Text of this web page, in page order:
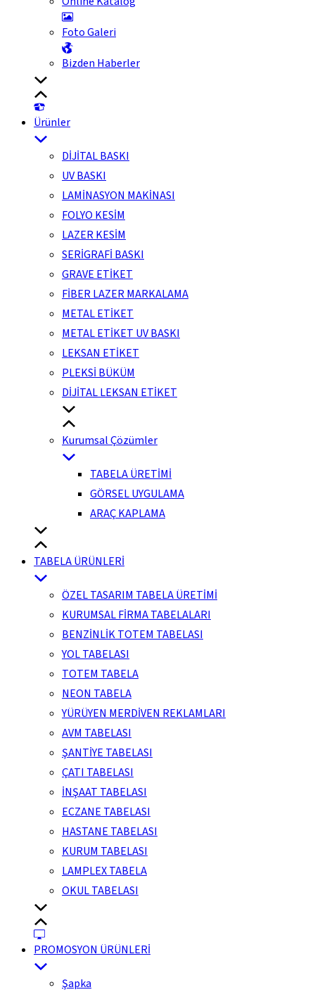
Foto Galeri
Bizden Haberler
Ürünler
DİJİTAL BASKI
UV BASKI
LAMİNASYON MAKİNASI
FOLYO KESİM
LAZER KESİM
SERİGRAFİ BASKI
GRAVE ETİKET
FİBER LAZER MARKALAMA
METAL ETİKET
METAL ETİKET UV BASKI
LEKSAN ETİKET
PLEKSİ BÜKÜM
DİJİTAL LEKSAN ETİKET
Kurumsal Çözümler
TABELA ÜRETİMİ
GÖRSEL UYGULAMA
ARAÇ KAPLAMA
TABELA ÜRÜNLERİ
ÖZEL TASARIM TABELA ÜRETİMİ
KURUMSAL FİRMA TABELALARI
BENZİNLİK TOTEM TABELASI
YOL TABELASI
TOTEM TABELA
NEON TABELA
YÜRÜYEN MERDİVEN REKLAMLARI
AVM TABELASI
ŞANTİYE TABELASI
ÇATI TABELASI
İNŞAAT TABELASI
ECZANE TABELASI
HASTANE TABELASI
KURUM TABELASI
LAMPLEX TABELA
OKUL TABELASI
PROMOSYON ÜRÜNLERİ
Şapka